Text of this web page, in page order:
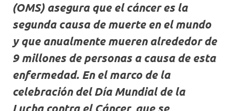
(OMS) asegura que el cáncer es la
segunda causa de muerte en el mundo
y que anualmente mueren alrededor de
9 millones de personas a causa de esta
enfermedad. En el marco de la
celebración del Día Mundial de la
Lucha contra el Cáncer, que se